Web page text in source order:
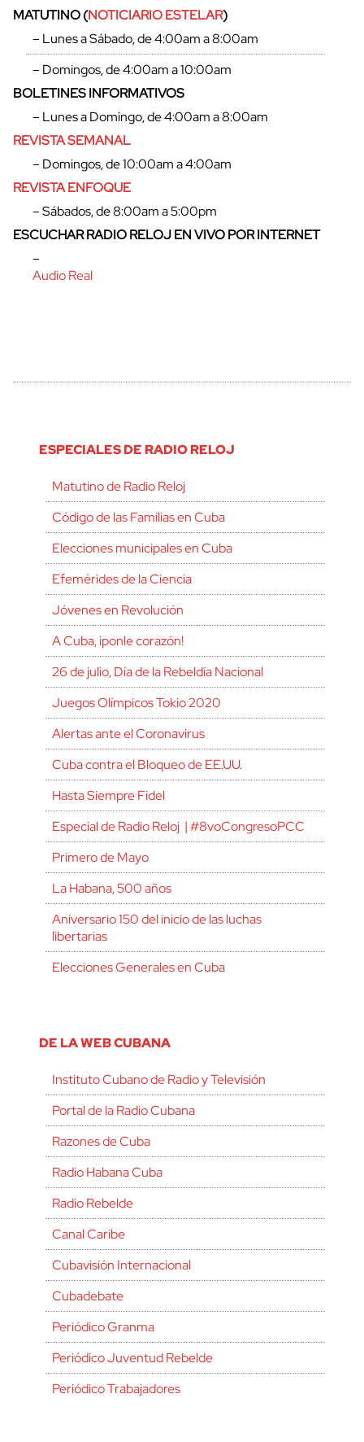
cerrar
MATUTINO (NOTICIARIO ESTELAR)
– Lunes a Sábado, de 4:00am a 8:00am
– Domingos, de 4:00am a 10:00am
BOLETINES INFORMATIVOS
– Lunes a Domingo, de 4:00am a 8:00am
REVISTA SEMANAL
– Domingos, de 10:00am a 4:00am
REVISTA ENFOQUE
– Sábados, de 8:00am a 5:00pm
ESCUCHAR RADIO RELOJ EN VIVO POR INTERNET
–
Audio Real
ESPECIALES DE RADIO RELOJ
Matutino de Radio Reloj
Código de las Familias en Cuba
Elecciones municipales en Cuba
Efemérides de la Ciencia
Jóvenes en Revolución
A Cuba, ¡ponle corazón!
26 de julio, Día de la Rebeldía Nacional
Juegos Olímpicos Tokio 2020
Alertas ante el Coronavirus
Cuba contra el Bloqueo de EE.UU.
Hasta Siempre Fidel
Especial de Radio Reloj | #8voCongresoPCC
Primero de Mayo
La Habana, 500 años
Aniversario 150 del inicio de las luchas
libertarias
Elecciones Generales en Cuba
DE LA WEB CUBANA
Instituto Cubano de Radio y Televisión
Portal de la Radio Cubana
Razones de Cuba
Radio Habana Cuba
Radio Rebelde
Canal Caribe
Cubavisión Internacional
Cubadebate
Periódico Granma
Periódico Juventud Rebelde
Periódico Trabajadores